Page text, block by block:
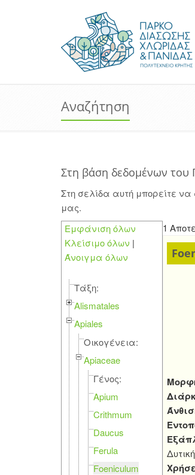
Αναζήτηση
Στη βάση δεδομένων του
Στη σελίδα αυτή μπορείτε
μας.
Εμφάνιση όλων
Κλείσιμο όλων |
Άνοιγμα όλων
Τάξη:
Alismatales
Apiales
Οικογένεια:
Apiaceae
Γένος:
Apium
Crithmum
Daucus
Ferula
Foeniculum
1